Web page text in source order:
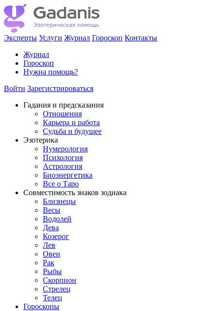
Эксперты Услуги Журнал Гороскоп Контакты
Журнал
Гороскоп
Нужна помощь?
Войти Зарегистрироваться
Гадания и предсказания
Отношения
Карьера и работа
Cудьба и будущее
Эзотерика
Нумерология
Психология
Астрология
Биоэнергетика
Все о Таро
Совместимость знаков зодиака
Близнецы
Весы
Водолей
Дева
Козерог
Лев
Овен
Рак
Рыбы
Скорпион
Стрелец
Телец
Гороскопы